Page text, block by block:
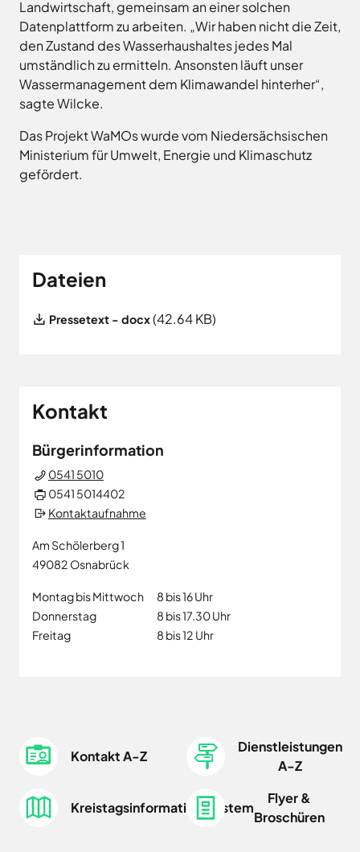
Landwirtschaft, gemeinsam an einer solchen
Datenplattform zu arbeiten. „Wir haben nicht die Zeit,
den Zustand des Wasserhaushaltes jedes Mal
umständlich zu ermitteln. Ansonsten läuft unser
Wassermanagement dem Klimawandel hinterher“,
sagte Wilcke.
Das Projekt WaMOs wurde vom Niedersächsischen
Ministerium für Umwelt, Energie und Klimaschutz
gefördert.
Dateien
File
Pressetext - docx(42.64 KB)
Kontakt
Bürgerinformation
0541 5010
0541 5014402
Kontaktaufnahme
Am Schölerberg 1
49082 Osnabrück
Montag bis Mittwoch
8 bis 16 Uhr
Donnerstag
8 bis 17.30 Uhr
Freitag
8 bis 12 Uhr
Kontakt A-Z
Dienstleistungen
A-Z
Kreistagsinformationssystem
Flyer &
Broschüren